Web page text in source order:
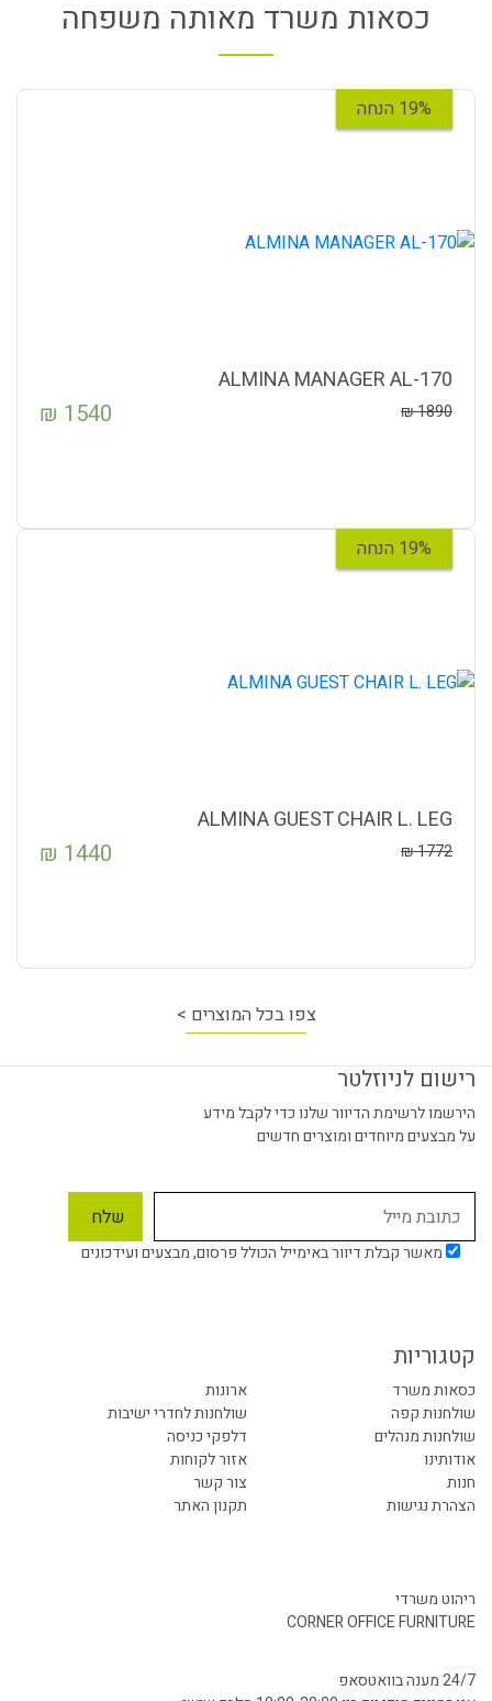
כסאות משרד מאותה משפחה
19% הנחה
ALMINA MANAGER AL-170
1890
₪
1540
₪
19% הנחה
ALMINA GUEST CHAIR L. LEG
1772
₪
1440
₪
צפו בכל המוצרים >
רישום לניוזלטר
הירשמו לרשימת הדיוור שלנו כדי לקבל מידע
על מבצעים מיוחדים ומוצרים חדשים
מאשר קבלת דיוור באימייל הכולל פרסום, מבצעים ועידכונים
קטגוריות
כסאות משרד
ארונות
שולחנות קפה
שולחנות לחדרי ישיבות
שולחנות מנהלים
דלפקי כניסה
אודותינו
אזור לקוחות
חנות
צור קשר
הצהרת נגישות
תקנון האתר
ריהוט משרדי
CORNER OFFICE FURNITURE
24/7 מענה בוואטסאפ